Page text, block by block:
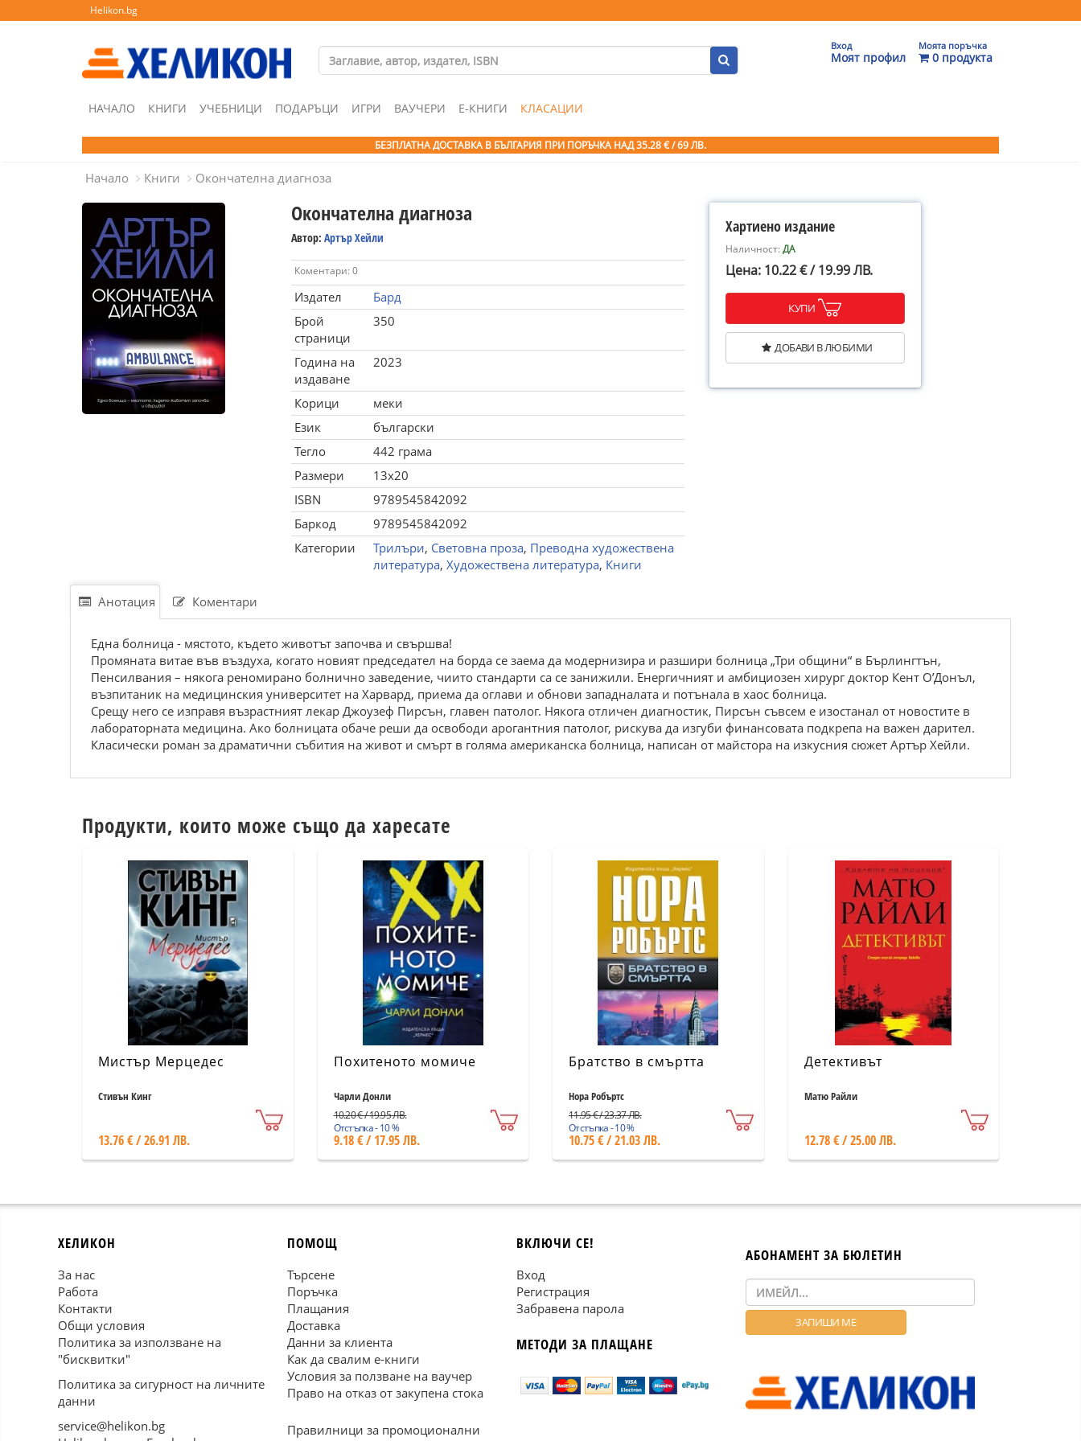
Helikon.bg
Вход
Моят профил
Моята поръчка
0 продукта
НАЧАЛО КНИГИ УЧЕБНИЦИ ПОДАРЪЦИ ИГРИ ВАУЧЕРИ Е-КНИГИ КЛАСАЦИИ
БЕЗПЛАТНА ДОСТАВКА В БЪЛГАРИЯ ПРИ ПОРЪЧКА НАД 35.28 € / 69 ЛВ.
Начало Книги Окончателна диагноза
Окончателна диагноза
Автор: Артър Хейли
Коментари: 0
Издател
Бард
Брой
страници
350
Година на
издаване
2023
Корици
меки
Език
български
Тегло
442 грама
Размери
13x20
ISBN
9789545842092
Баркод
9789545842092
Категории
Трилъри, Световна проза, Преводна художествена
литература, Художествена литература, Книги
Хартиено издание
Наличност:ДА
Цена: 10.22 € / 19.99 ЛВ.
КУПИ
ДОБАВИ В ЛЮБИМИ
Анотация Коментари
Една болница - мястото, където животът започва и свършва!
Промяната витае във въздуха, когато новият председател на борда се заема да модернизира и разшири болница „Три общини“ в Бърлингтън,
Пенсилвания – някога реномирано болнично заведение, чиито стандарти са се занижили. Енергичният и амбициозен хирург доктор Кент О’Донъл,
възпитаник на медицинския университет на Харвард, приема да оглави и обнови западналата и потънала в хаос болница.
Срещу него се изправя възрастният лекар Джоузеф Пирсън, главен патолог. Някога отличен диагностик, Пирсън съвсем е изостанал от новостите в
лабораторната медицина. Ако болницата обаче реши да освободи арогантния патолог, рискува да изгуби финансовата подкрепа на важен дарител.
Класически роман за драматични събития на живот и смърт в голяма американска болница, написан от майстора на изкусния сюжет Артър Хейли.
Продукти, които може също да харесате
Мистър Мерцедес
Стивън Кинг
13.76 € / 26.91 ЛВ.
Похитеното момиче
Чарли Донли
10.20 € / 19.95 ЛВ.
Отстъпка - 10 %
9.18 € / 17.95 ЛВ.
Братство в смъртта
Нора Робъртс
11.95 € / 23.37 ЛВ.
Отстъпка - 10 %
10.75 € / 21.03 ЛВ.
Детективът
Матю Райли
12.78 € / 25.00 ЛВ.
ХЕЛИКОН
За нас
Работа
Контакти
Общи условия
Политика за използване на
"бисквитки"
Политика за сигурност на личните
данни
service@helikon.bg
ПОМОЩ
Търсене
Поръчка
Плащания
Доставка
Данни за клиента
Как да свалим е-книги
Условия за ползване на ваучер
Право на отказ от закупена стока
Правилници за промоционални
ВКЛЮЧИ СЕ!
Вход
Регистрация
Забравена парола
МЕТОДИ ЗА ПЛАЩАНЕ
АБОНАМЕНТ ЗА БЮЛЕТИН